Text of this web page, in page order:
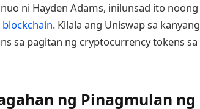
ni Hayden Adams, inilunsad ito
blockchain. Kilala ang Uniswap sa
sa pagitan ng cryptocurrency tokens
ng Pinagmulan